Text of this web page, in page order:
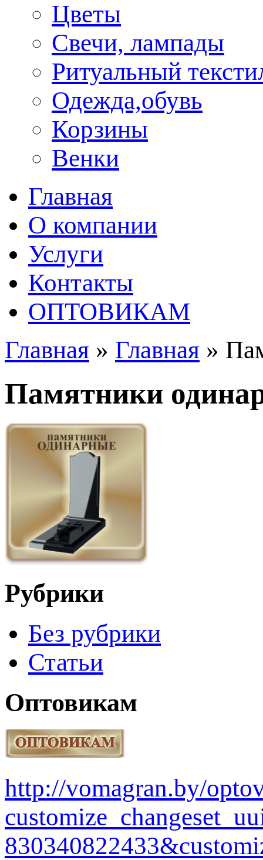
Цветы
Свечи, лампады
Ритуальный
Одежда,обувь
Корзины
Венки
Главная
О компании
Услуги
Контакты
ОПТОВИКАМ
Главная » Главная »
Памятники
Рубрики
Без рубрики
Статьи
Оптовикам
http://vomagran.by/